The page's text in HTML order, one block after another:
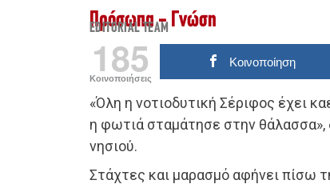
Πρόσωπα - Γνώση
EDITORIAL TEAM
185
Κοινοποιήσεις
Κοινοποίηση
«Όλη η νοτιοδυτική Σέριφος έχει
η φωτιά σταμάτησε στην
νησιού.
Στάχτες και μαρασμό αφήνει πίσω